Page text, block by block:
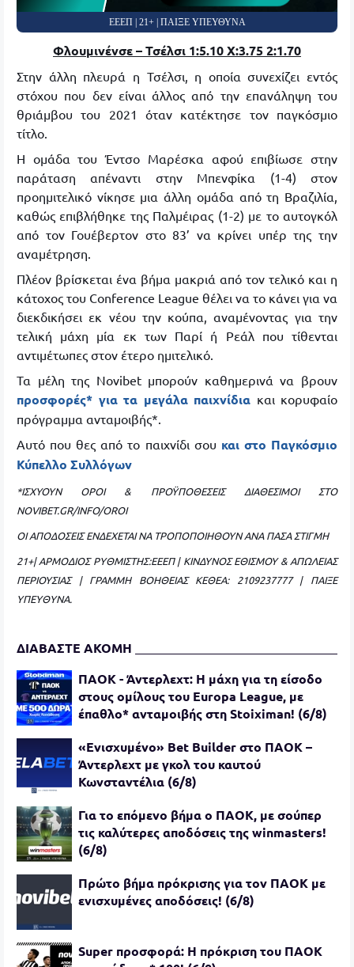
ΕΕΕΠ | 21+ | ΠΑΙΞΕ ΥΠΕΥΘΥΝΑ
Φλουμινένσε – Τσέλσι 1:5.10X:3.75 2:1.70
Στην άλλη πλευρά η Τσέλσι, η οποία συνεχίζει εντός
στόχου που δεν είναι άλλος από την επανάληψη του
θριάμβου του 2021 όταν κατέκτησε τον παγκόσμιο
τίτλο.
Η ομάδα του Έντσο Μαρέσκα αφού επιβίωσε στην
παράταση απέναντι στην Μπενφίκα (1-4) στον
προημιτελικό νίκησε μια άλλη ομάδα από τη Βραζιλία,
καθώς επιβλήθηκε της Παλμέιρας (1-2) με το αυτογκόλ
από τον Γουέβερτον στο 83’ να κρίνει υπέρ της την
αναμέτρηση.
Πλέον βρίσκεται ένα βήμα μακριά από τον τελικό και η
κάτοχος του Conference League θέλει να το κάνει για να
διεκδικήσει εκ νέου την κούπα, αναμένοντας για την
τελική μάχη μία εκ των Παρί ή Ρεάλ που τίθενται
αντιμέτωπες στον έτερο ημιτελικό.
Τα μέλη της Novibet μπορούν καθημερινά να βρουν
προσφορές* για τα μεγάλα παιχνίδια και κορυφαίο
πρόγραμμα ανταμοιβής*.
Αυτό που θες από το παιχνίδι σου και στο Παγκόσμιο
Κύπελλο Συλλόγων
*ΙΣΧΥΟΥΝ ΟΡΟΙ & ΠΡΟΫΠΟΘΕΣΕΙΣ ΔΙΑΘΕΣΙΜΟΙ ΣΤΟ
NOVIBET.GR/INFO/OROI
ΟΙ ΑΠΟΔΟΣΕΙΣ ΕΝΔΕΧΕΤΑΙ ΝΑ ΤΡΟΠΟΠΟΙΗΘΟΥΝ ΑΝΑ ΠΑΣΑ ΣΤΙΓΜΗ
21+| ΑΡΜΟΔΙΟΣ ΡΥΘΜΙΣΤΗΣ:ΕΕΕΠ | ΚΙΝΔΥΝΟΣ ΕΘΙΣΜΟΥ & ΑΠΩΛΕΙΑΣ
ΠΕΡΙΟΥΣΙΑΣ | ΓΡΑΜΜΗ ΒΟΗΘΕΙΑΣ ΚΕΘΕΑ: 2109237777 | ΠΑΙΞΕ
ΥΠΕΥΘΥΝΑ.
ΔΙΑΒΑΣΤΕ ΑΚΟΜΗ
ΠΑΟΚ - Άντερλεχτ: Η μάχη για τη είσοδο
στους ομίλους του Europa League, με
έπαθλο* ανταμοιβής στη Stoiximan! (6/8)
«Ενισχυμένο» Bet Builder στο ΠΑΟΚ –
Άντερλεχτ με γκολ του καυτού
Κωνσταντέλια (6/8)
Για το επόμενο βήμα ο ΠΑΟΚ, με σούπερ
τις καλύτερες αποδόσεις της winmasters!
(6/8)
Πρώτο βήμα πρόκρισης για τον ΠΑΟΚ με
ενισχυμένες αποδόσεις! (6/8)
Super προσφορά: Η πρόκριση του ΠΑΟΚ